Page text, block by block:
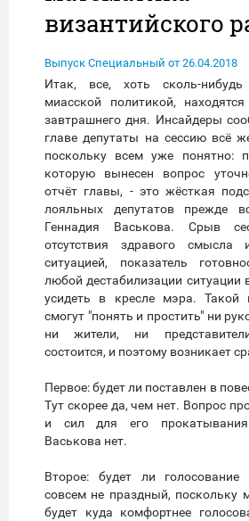
византийского
Выпуск Специальный от 26.04.2018
Итак, все, хоть сколь-нибудь
миасской политикой,
завтрашнего дня. Инсайдеры
главе депутаты на сессию всё
поскольку всем уже понятно:
которую вынесен вопрос
отчёт главы, - это жёсткая
лояльных депутатов прежде
Геннадия Васькова. Срыв
отсутствия здравого
ситуацией, показатель
любой дестабилизации ситуации
усидеть в кресле мэра. Такой
смогут "понять и простить" ни
ни жители, ни
состоится, и поэтому возникает
Первое: будет ли поставлен в
Тут скорее да, чем нет. Вопрос
и сил для его
Васькова нет.
Второе: будет ли
совсем не праздный, поскольку
будет куда комфортнее